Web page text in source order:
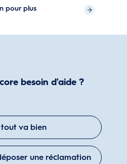
pour plus
besoin d'aide ?
tout va bien
une réclamation